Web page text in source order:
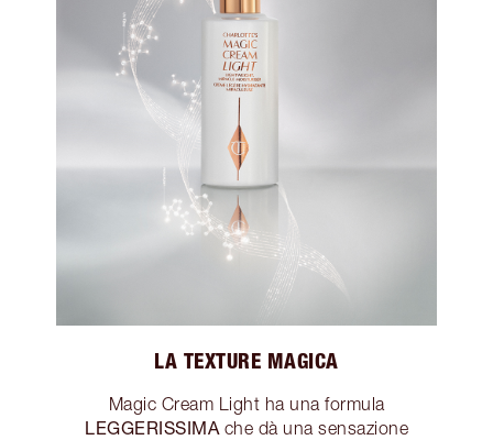
LA TEXTURE MAGICA
Magic Cream Light ha una formula
LEGGERISSIMA che dà una sensazione